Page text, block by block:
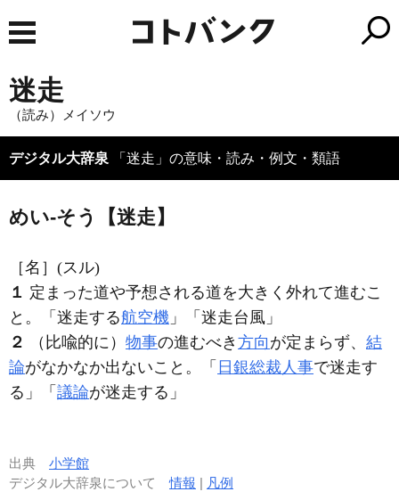
迷走
（読み）メイソウ
デジタル大辞泉 「迷走」の意味・読み・例文・類語
めい‐そう【迷走】
［名］ (スル)
１ 定まった道や予想される道を大きく外れて進むこ
と。「 迷走する航空機 」「 迷走台風」
２
（比喩的に） 物事の進むべき 方向 が定まらず、 結
論がなかなか出ないこと。「 日銀総裁人事で迷走す
る」「 議論が迷走する」
出典 小学館
デジタル大辞泉について情報 | 凡例